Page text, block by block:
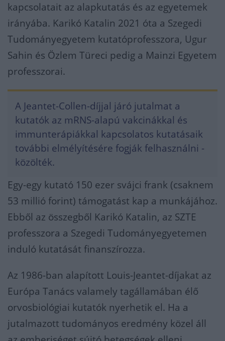
kapcsolatait az alapkutatás és az egyetemek
irányába. Karikó Katalin 2021 óta a Szegedi
Tudományegyetem kutatóprofesszora, Ugur
Sahin és Özlem Türeci pedig a Mainzi Egyetem
professzorai.
A Jeantet-Collen-díjjal járó jutalmat a
kutatók az mRNS-alapú vakcinákkal és
immunterápiákkal kapcsolatos kutatásaik
további elmélyítésére fogják felhasználni -
közölték.
Egy-egy kutató 150 ezer svájci frank (csaknem
53 millió forint) támogatást kap a munkájához.
Ebből az összegből Karikó Katalin, az SZTE
professzora a Szegedi Tudományegyetemen
induló kutatását finanszírozza.
Az 1986-ban alapított Louis-Jeantet-díjakat az
Európa Tanács valamely tagállamában élő
orvosbiológiai kutatók nyerhetik el. Ha a
jutalmazott tudományos eredmény közel áll